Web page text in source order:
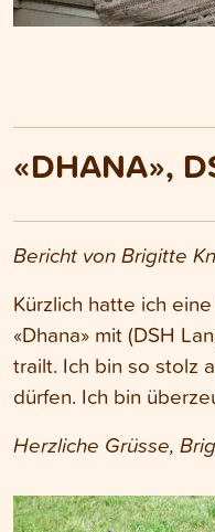
«DHANA»,
Bericht von Brigitte
Kürzlich hatte ich
«Dhana» mit (DSH
trailt. Ich bin so stolz
dürfen. Ich bin
Herzliche Grüsse,